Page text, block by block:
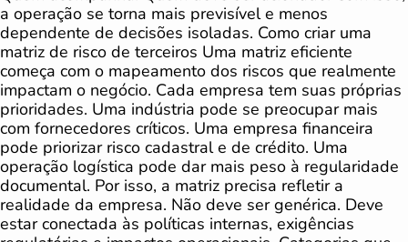
a operação se torna mais previsível e menos
dependente de decisões isoladas. Como criar uma
matriz de risco de terceiros Uma matriz eficiente
começa com o mapeamento dos riscos que realmente
impactam o negócio. Cada empresa tem suas próprias
prioridades. Uma indústria pode se preocupar mais
com fornecedores críticos. Uma empresa financeira
pode priorizar risco cadastral e de crédito. Uma
operação logística pode dar mais peso à regularidade
documental. Por isso, a matriz precisa refletir a
realidade da empresa. Não deve ser genérica. Deve
estar conectada às políticas internas, exigências